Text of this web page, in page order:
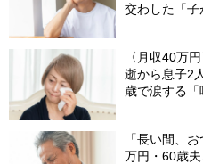
交わした「子
〈月収40万
逝から息子2
歳で涙する「
「長い間、
万円・60歳